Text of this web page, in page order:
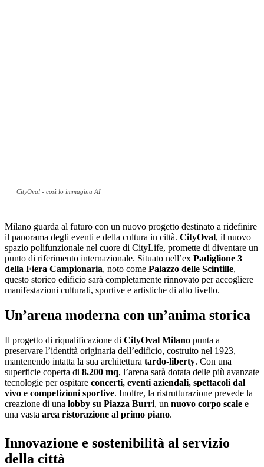
CityOval - così lo immagina AI
Milano guarda al futuro con un nuovo progetto destinato a ridefinire
il panorama degli eventi e della cultura in città. CityOval, il nuovo
spazio polifunzionale nel cuore di CityLife, promette di diventare un
punto di riferimento internazionale. Situato nell’ex Padiglione 3
della Fiera Campionaria, noto come Palazzo delle Scintille,
questo storico edificio sarà completamente rinnovato per accogliere
manifestazioni culturali, sportive e artistiche di alto livello.
Un’arena moderna con un’anima storica
Il progetto di riqualificazione di CityOval Milano punta a
preservare l’identità originaria dell’edificio, costruito nel 1923,
mantenendo intatta la sua architettura tardo-liberty. Con una
superficie coperta di 8.200 mq, l’arena sarà dotata delle più avanzate
tecnologie per ospitare concerti, eventi aziendali, spettacoli dal
vivo e competizioni sportive. Inoltre, la ristrutturazione prevede la
creazione di una lobby su Piazza Burri, un nuovo corpo scale e
una vasta area ristorazione al primo piano.
Innovazione e sostenibilità al servizio
della città